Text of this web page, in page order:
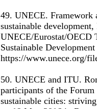
49. UNECE. Framework
sustainable
UNECE/Eurostat/OECD
Sustainable
https://www.unece.org/
50. UNECE and ITU.
participants of the Forum
sustainable cities: